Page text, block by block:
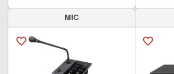
favorite_border
MIC
favorite_border